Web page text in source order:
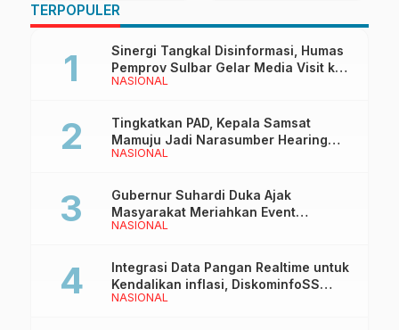
Internasional Asal
Jawa Barat
TERPOPULER
NASIONAL
Sinergi Tangkal Disinformasi, Humas
Pemprov Sulbar Gelar Media Visit ke
Kantor Redaksi di Mamuju
NASIONAL
Tingkatkan PAD, Kepala Samsat
Mamuju Jadi Narasumber Hearing
Bersama Wakil Ketua I DPRD Sulbar
NASIONAL
Gubernur Suhardi Duka Ajak
Masyarakat Meriahkan Event
Manakarra Fair 2026
NASIONAL
Integrasi Data Pangan Realtime untuk
Kendalikan inflasi, DiskominfoSS
Sulbar Kembangkan Sistem SAPEDA